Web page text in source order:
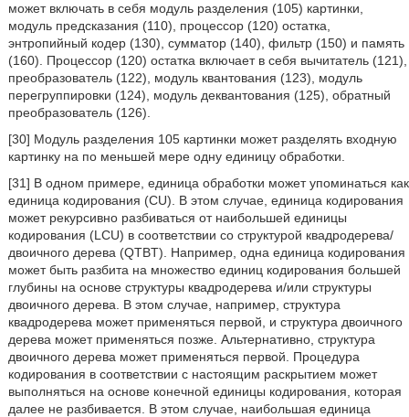
может включать в себя модуль разделения (105) картинки,
модуль предсказания (110), процессор (120) остатка,
энтропийный кодер (130), сумматор (140), фильтр (150) и память
(160). Процессор (120) остатка включает в себя вычитатель (121),
преобразователь (122), модуль квантования (123), модуль
перегруппировки (124), модуль деквантования (125), обратный
преобразователь (126).
[30] Модуль разделения 105 картинки может разделять входную
картинку на по меньшей мере одну единицу обработки.
[31] В одном примере, единица обработки может упоминаться как
единица кодирования (CU). В этом случае, единица кодирования
может рекурсивно разбиваться от наибольшей единицы
кодирования (LCU) в соответствии со структурой квадродерева/
двоичного дерева (QTBT). Например, одна единица кодирования
может быть разбита на множество единиц кодирования большей
глубины на основе структуры квадродерева и/или структуры
двоичного дерева. В этом случае, например, структура
квадродерева может применяться первой, и структура двоичного
дерева может применяться позже. Альтернативно, структура
двоичного дерева может применяться первой. Процедура
кодирования в соответствии с настоящим раскрытием может
выполняться на основе конечной единицы кодирования, которая
далее не разбивается. В этом случае, наибольшая единица